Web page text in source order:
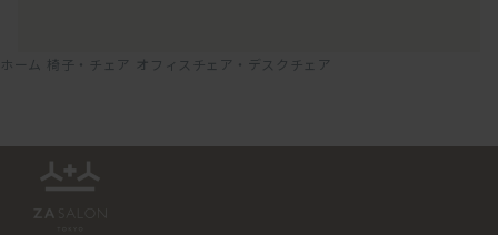
ホーム 椅子・チェア オフィスチェア・デスクチェア